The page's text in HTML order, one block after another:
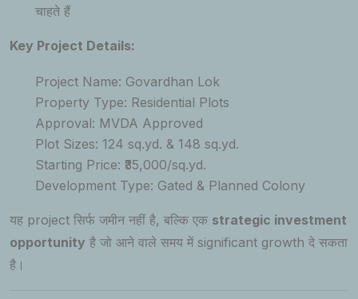
चाहते हैं
Key Project Details:
Project Name: Govardhan Lok
Property Type: Residential Plots
Approval: MVDA Approved
Plot Sizes: 124 sq.yd. & 148 sq.yd.
Starting Price: ₹35,000/sq.yd.
Development Type: Gated & Planned Colony
यह project सिर्फ जमीन नहीं है, बल्कि एक strategic investment
opportunity है जो आने वाले समय में significant growth दे सकता
है।